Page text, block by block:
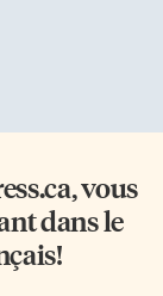
, vous
dans le